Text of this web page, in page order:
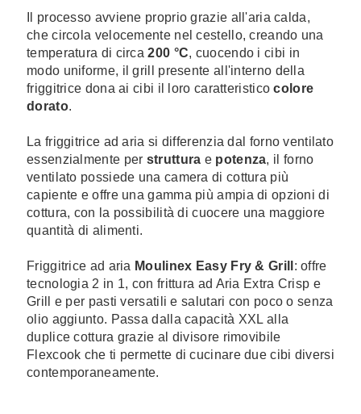
Il processo avviene proprio grazie all'aria calda,
che circola velocemente nel cestello, creando una
temperatura di circa200 °C, cuocendo i cibi in
modo uniforme, il grill presente all'interno della
friggitrice dona ai cibi il loro caratteristicocolore
dorato.
La friggitrice ad aria si differenzia dal forno ventilato
essenzialmente per struttura e potenza, il forno
ventilato possiede una camera di cottura più
capiente e offre una gamma più ampia di opzioni di
cottura, con la possibilità di cuocere una maggiore
quantità di alimenti.
Friggitrice ad aria Moulinex Easy Fry & Grill : offre
tecnologia 2 in 1, con frittura ad Aria Extra Crisp e
Grill e per pasti versatili e salutari con poco o senza
olio aggiunto. Passa dalla capacità XXL alla
duplice cottura grazie al divisore rimovibile
Flexcook che ti permette di cucinare due cibi diversi
contemporaneamente.